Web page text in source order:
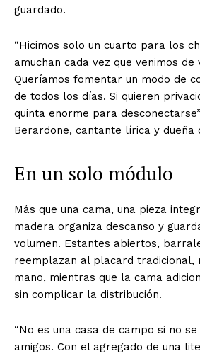
guardado.
“Hicimos solo un cuarto para los
amuchan cada vez que venimos de
Queríamos fomentar un modo de
de todos los días. Si quieren
quinta enorme para
Berardone, cantante lírica y dueña
En un solo módulo
Más que una cama, una pieza
madera organiza descanso y
volumen. Estantes abiertos,
reemplazan al placard tradicional,
mano, mientras que la cama
sin complicar la distribución.
“No es una casa de campo si no
amigos. Con el agregado de una